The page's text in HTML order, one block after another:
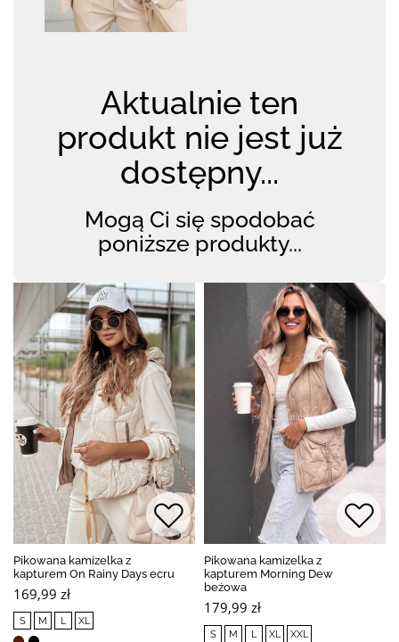
Aktualnie ten
produkt nie jest już
dostępny...
Mogą Ci się spodobać
poniższe produkty...
Pikowana kamizelka z
kapturem On Rainy Days ecru
169,99 zł
S M L XL
Pikowana kamizelka z
kapturem Morning Dew
beżowa
179,99 zł
S M L XL XXL